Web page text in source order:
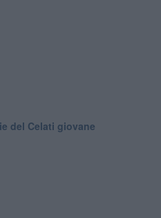
del Celati giovane